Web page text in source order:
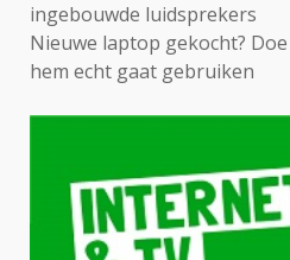
ingebouwde luidsprekers
Nieuwe laptop gekocht?
hem echt gaat gebruiken